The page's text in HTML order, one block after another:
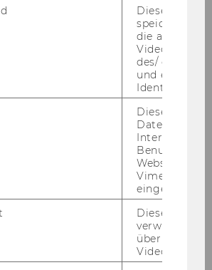
+43 1 31336 906188
Dieses Cookie
speichert
die aktuellen
des/ der
und einen
Dieses
Daten über
Interaktionen
Websites, auf
Vimeo-Video
eingebettet
Dieses
verwendet,
überprüfen,
Video